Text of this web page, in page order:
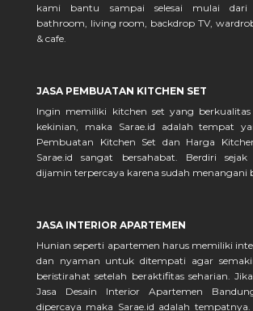
kami bantu sampai selesai mulai dari
bathroom, living room, backdrop TV,
& cafe.
JASA PEMBUATAN KITCHEN SET
Ingin memiliki kitchen set yang berkualitas
kekinian, maka Sarae.id adalah tempat
Pembuatan Kitchen Set dan Harga
Sarae.id sangat bersahabat. Berdiri
dijamin terpercaya karena sudah menangani
JASA INTERIOR APARTEMEN
Hunian seperti apartemen harus memiliki
dan nyaman untuk ditempati agar
beristirahat setelah beraktifitas seharian.
Jasa Desain Interior Apartemen
dipercaya maka Sarae.id adalah